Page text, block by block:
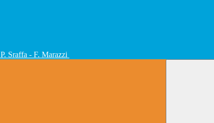
P. Sraffa - F. Marazzi